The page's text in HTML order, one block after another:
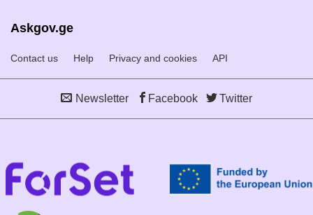
Askgov.ge
Contact us Help Privacy and cookies API
Newsletter Facebook Twitter